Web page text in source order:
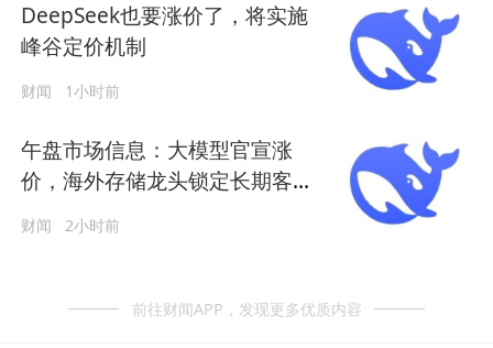
DeepSeek也要涨价了，将实施
峰谷定价机制
财闻 1小时前
午盘市场信息：大模型官宣涨
价，海外存储龙头锁定长期客户
财闻 2小时前
前往财闻APP，发现更多优质内容